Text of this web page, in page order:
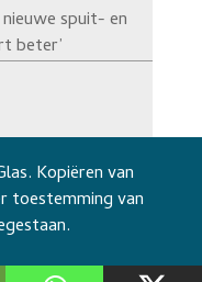
spuit- en
beter’
Kopiëren van
toestemming van